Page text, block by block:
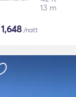
13 m
1,648/natt